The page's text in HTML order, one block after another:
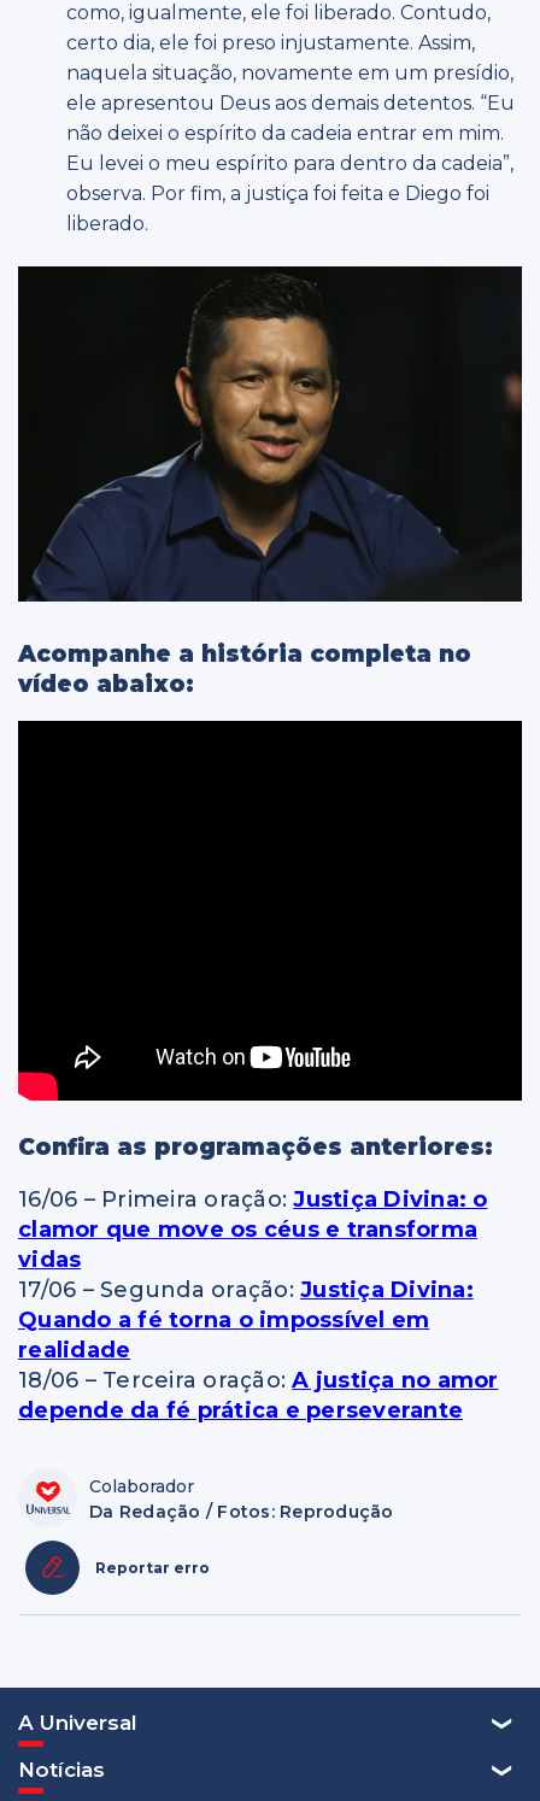
como, igualmente, ele foi liberado. Contudo,
certo dia, ele foi preso injustamente. Assim,
naquela situação, novamente em um presídio,
ele apresentou Deus aos demais detentos. “Eu
não deixei o espírito da cadeia entrar em mim.
Eu levei o meu espírito para dentro da cadeia”,
observa. Por fim, a justiça foi feita e Diego foi
liberado.
Acompanhe a história completa no
vídeo abaixo:
Confira as programações anteriores:
16/06 – Primeira oração:Justiça Divina: o
clamor que move os céus e transforma
vidas
17/06 – Segunda oração: Justiça Divina:
Quando a fé torna o impossível em
realidade
18/06 – Terceira oração:A justiça no amor
depende da fé prática e perseverante
Colaborador
Da Redação / Fotos: Reprodução
Reportar erro
A Universal
Notícias